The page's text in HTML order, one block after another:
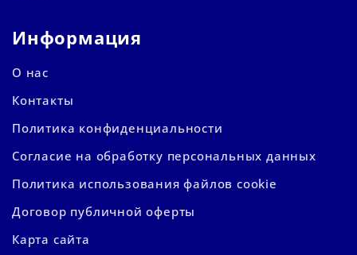
Информация
О нас
Контакты
Политика конфиденциальности
Согласие на обработку персональных данных
Политика использования файлов cookie
Договор публичной оферты
Карта сайта